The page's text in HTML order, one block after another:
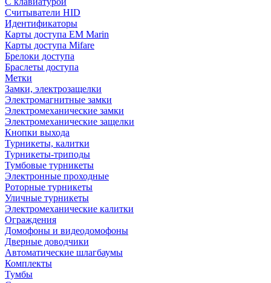
Считыватели HID
Идентификаторы
Карты доступа EM Marin
Карты доступа Mifare
Брелоки доступа
Браслеты доступа
Метки
Замки, электрозащелки
Электромагнитные замки
Электромеханические замки
Электромеханические защелки
Кнопки выхода
Турникеты, калитки
Турникеты-триподы
Тумбовые турникеты
Электронные проходные
Роторные турникеты
Уличные турникеты
Электромеханические калитки
Ограждения
Домофоны и видеодомофоны
Дверные доводчики
Автоматические шлагбаумы
Комплекты
Тумбы